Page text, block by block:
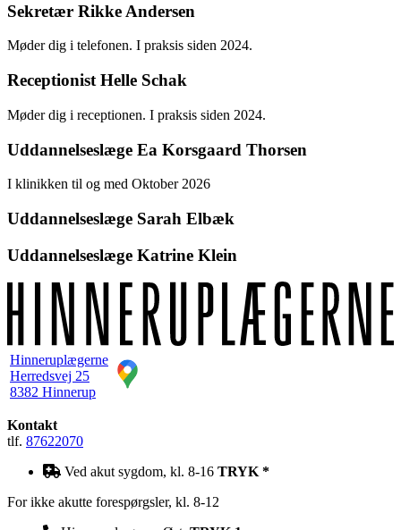
Sekretær Rikke Andersen
Møder dig i telefonen. I praksis siden 2024.
Receptionist Helle Schak
Møder dig i receptionen. I praksis siden 2024.
Uddannelseslæge Ea Korsgaard Thorsen
I klinikken til og med Oktober 2026
Uddannelseslæge Sarah Elbæk
Uddannelseslæge Katrine Klein
Hinneruplægerne
Herredsvej 25
8382 Hinnerup
Kontakt
tlf. 87622070
Ved akut sygdom, kl. 8-16 TRYK *
For ikke akutte forespørgsler, kl. 8-12